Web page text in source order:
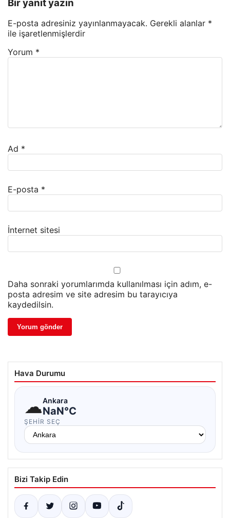
Bir yanıt yazın
E-posta adresiniz yayınlanmayacak. Gerekli alanlar *
ile işaretlenmişlerdir
Yorum *
Ad *
E-posta *
İnternet sitesi
Daha sonraki yorumlarımda kullanılması için adım, e-
posta adresim ve site adresim bu tarayıcıya
kaydedilsin.
Hava Durumu
☁Ankara
NaN°C
ŞEHIR SEÇ
Bizi Takip Edin